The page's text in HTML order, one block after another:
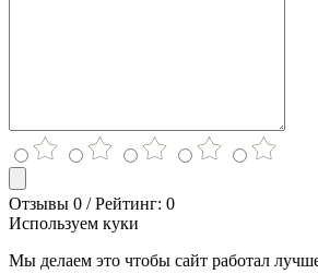
Отзывы 0 / Рейтинг: 0
Используем куки
Мы делаем это чтобы сайт работал